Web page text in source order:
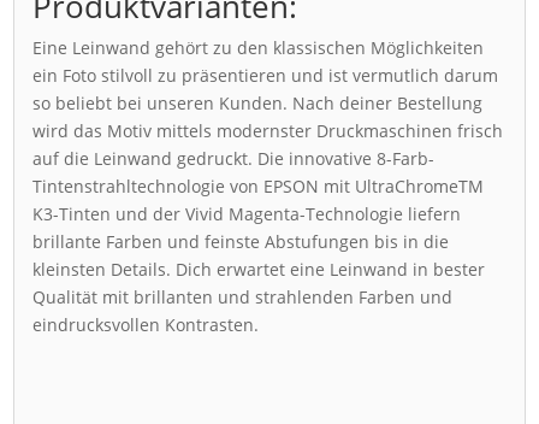
Eine Leinwand gehört zu den klassischen Möglichkeiten
ein Foto stilvoll zu präsentieren und ist vermutlich darum
so beliebt bei unseren Kunden. Nach deiner Bestellung
wird das Motiv mittels modernster Druckmaschinen frisch
auf die Leinwand gedruckt. Die innovative 8-Farb-
Tintenstrahltechnologie von EPSON mit UltraChromeTM
K3-Tinten und der Vivid Magenta-Technologie liefern
brillante Farben und feinste Abstufungen bis in die
kleinsten Details. Dich erwartet eine Leinwand in bester
Qualität mit brillanten und strahlenden Farben und
eindrucksvollen Kontrasten.